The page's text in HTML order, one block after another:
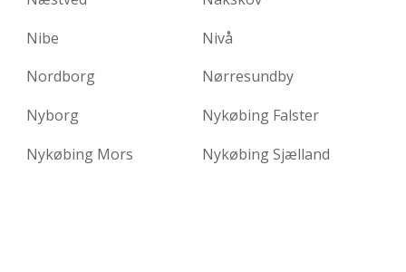
Nibe
Nivå
Nordborg
Nørresundby
Nyborg
Nykøbing Falster
Nykøbing Mors
Nykøbing Sjælland